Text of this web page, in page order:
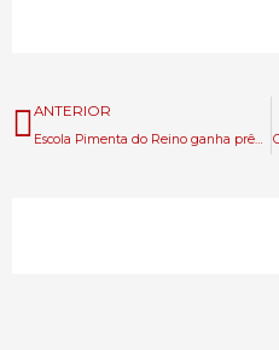
Anterior
ANTERIOR